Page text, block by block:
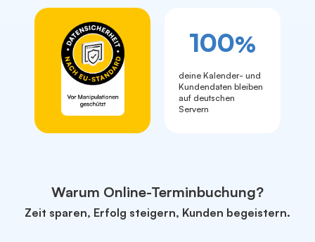
100%
deine Kalender- und
Kundendaten bleiben
auf deutschen
Servern
Warum Online-Terminbuchung?
Zeit sparen, Erfolg steigern, Kunden begeistern.